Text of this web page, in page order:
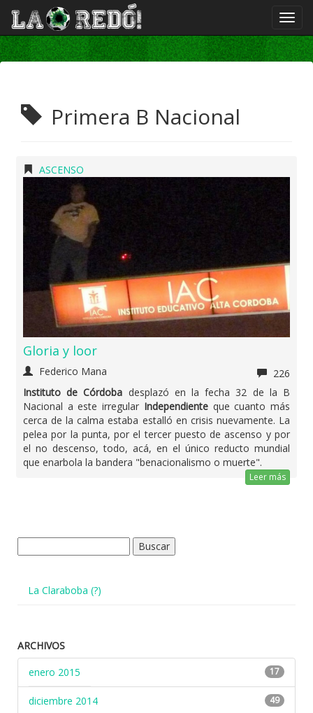
Primera B Nacional
ASCENSO
Gloria y loor
Federico Mana
226
Instituto de Córdoba desplazó en la fecha 32 de la B
Nacional a este irregular Independienteque cuanto más
cerca de la calma estaba estalló en crisis nuevamente. La
pelea por la punta, por el tercer puesto de ascenso y por
el no descenso, todo, acá, en el único reducto mundial
que enarbola la bandera "benacionalismo o muerte".
Leer más
La Claraboba (?)
ARCHIVOS
enero 2015
17
diciembre 2014 49